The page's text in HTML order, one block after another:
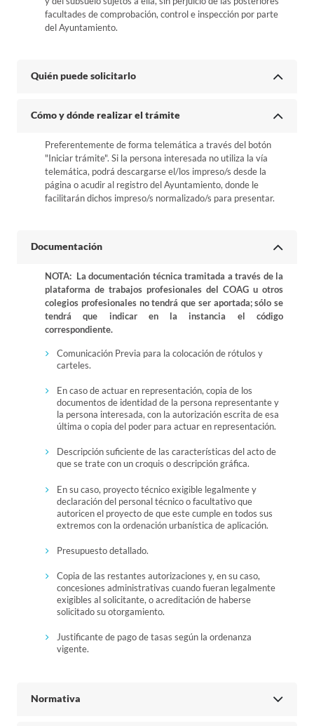
facultades de comprobación, control e inspección por parte
del Ayuntamiento.
Quién puede solicitarlo
Cómo y dónde realizar el trámite
Preferentemente de forma telemática a través del botón
"Iniciar trámite". Si la persona interesada no utiliza la vía
telemática, podrá descargarse el/los impreso/s desde la
página o acudir al registro del Ayuntamiento, donde le
facilitarán dichos impreso/s normalizado/s para presentar.
Documentación
NOTA: La documentación técnica tramitada a través de la
plataforma de trabajos profesionales del COAG u otros
colegios profesionales no tendrá que ser aportada; sólo se
tendrá que indicar en la instancia el código
correspondiente.
Comunicación Previa para la colocación de rótulos y
carteles.
En caso de actuar en representación, copia de los
documentos de identidad de la persona representante y
la persona interesada, con la autorización escrita de esa
última o copia del poder para actuar en representación.
Descripción suficiente de las características del acto de
que se trate con un croquis o descripción gráfica.
En su caso, proyecto técnico exigible legalmente y
declaración del personal técnico o facultativo que
autoricen el proyecto de que este cumple en todos sus
extremos con la ordenación urbanística de aplicación.
Presupuesto detallado.
Copia de las restantes autorizaciones y, en su caso,
concesiones administrativas cuando fueran legalmente
exigibles al solicitante, o acreditación de haberse
solicitado su otorgamiento.
Justificante de pago de tasas según la ordenanza
vigente.
Normativa